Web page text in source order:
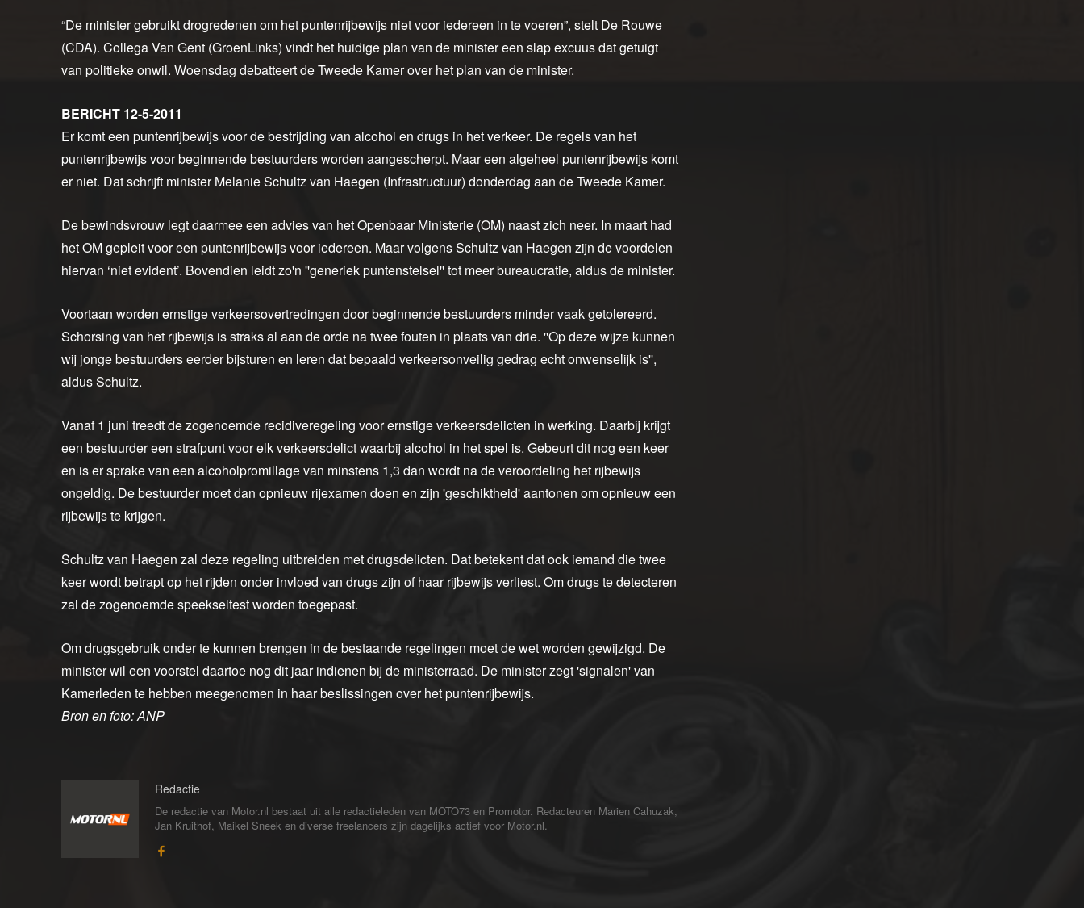
“De minister gebruikt drogredenen om het puntenrijbewijs niet voor iedereen in te voeren”, stelt De Rouwe
(CDA). Collega Van Gent (GroenLinks) vindt het huidige plan van de minister een slap excuus dat getuigt
van politieke onwil. Woensdag debatteert de Tweede Kamer over het plan van de minister.
BERICHT 12-5-2011
Er komt een puntenrijbewijs voor de bestrijding van alcohol en drugs in het verkeer. De regels van het
puntenrijbewijs voor beginnende bestuurders worden aangescherpt. Maar een algeheel puntenrijbewijs komt
er niet. Dat schrijft minister Melanie Schultz van Haegen (Infrastructuur) donderdag aan de Tweede Kamer.
De bewindsvrouw legt daarmee een advies van het Openbaar Ministerie (OM) naast zich neer. In maart had
het OM gepleit voor een puntenrijbewijs voor iedereen. Maar volgens Schultz van Haegen zijn de voordelen
hiervan ‘niet evident’. Bovendien leidt zo'n ''generiek puntenstelsel'' tot meer bureaucratie, aldus de minister.
Voortaan worden ernstige verkeersovertredingen door beginnende bestuurders minder vaak getolereerd.
Schorsing van het rijbewijs is straks al aan de orde na twee fouten in plaats van drie. ''Op deze wijze kunnen
wij jonge bestuurders eerder bijsturen en leren dat bepaald verkeersonveilig gedrag echt onwenselijk is'',
aldus Schultz.
Vanaf 1 juni treedt de zogenoemde recidiveregeling voor ernstige verkeersdelicten in werking. Daarbij krijgt
een bestuurder een strafpunt voor elk verkeersdelict waarbij alcohol in het spel is. Gebeurt dit nog een keer
en is er sprake van een alcoholpromillage van minstens 1,3 dan wordt na de veroordeling het rijbewijs
ongeldig. De bestuurder moet dan opnieuw rijexamen doen en zijn 'geschiktheid' aantonen om opnieuw een
rijbewijs te krijgen.
Schultz van Haegen zal deze regeling uitbreiden met drugsdelicten. Dat betekent dat ook iemand die twee
keer wordt betrapt op het rijden onder invloed van drugs zijn of haar rijbewijs verliest. Om drugs te detecteren
zal de zogenoemde speekseltest worden toegepast.
Om drugsgebruik onder te kunnen brengen in de bestaande regelingen moet de wet worden gewijzigd. De
minister wil een voorstel daartoe nog dit jaar indienen bij de ministerraad. De minister zegt 'signalen' van
Kamerleden te hebben meegenomen in haar beslissingen over het puntenrijbewijs.
Bron en foto: ANP
Redactie
De redactie van Motor.nl bestaat uit alle redactieleden van MOTO73 en Promotor. Redacteuren Marien Cahuzak,
Jan Kruithof, Maikel Sneek en diverse freelancers zijn dagelijks actief voor Motor.nl.